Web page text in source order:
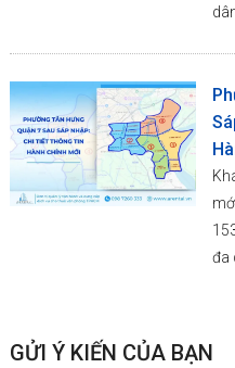
đa
GỬI Ý KIẾN CỦA BẠN